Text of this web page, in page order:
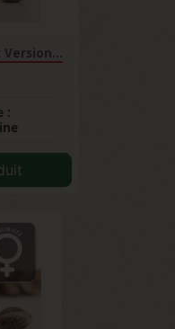
Version...
: